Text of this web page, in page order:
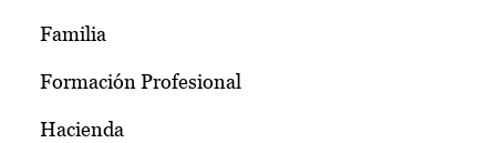
Familia
Formación Profesional
Hacienda